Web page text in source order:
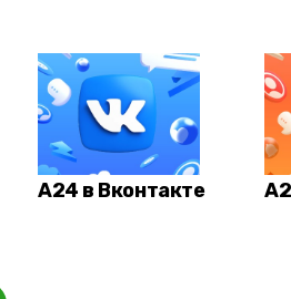
А24 в Вконтакте